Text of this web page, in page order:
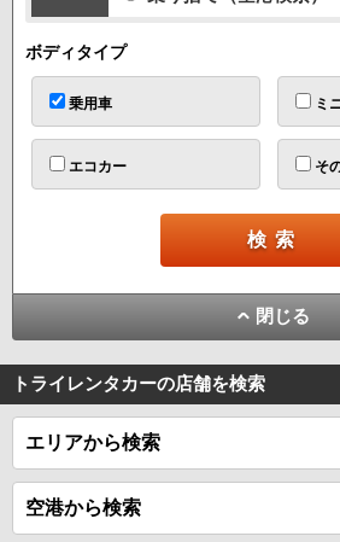
ボディタイプ
乗用車 ミ
エコカー そ
閉じる
トライレンタカーの店舗を検索
エリアから検索
空港から検索